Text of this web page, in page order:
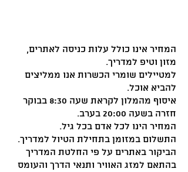
המחיר אינו כולל עלות כניסה לאתרים,
מזון וטיפ למדריך.
למטיילים שומרי הכשרות אנו ממליצים
להביא אוכל.
איסוף מהמלון לקראת שעה 8:30 בבוקר
חזרה בשעה 20:00 בערב.
המחיר הינו לכל אדם בכל גיל.
התשלום במזומן בתחילת הטיול למדריך.
הביקור באתרים על פי החלטת המדריך
בהתאם למזג האוויר ותנאי הדרך והעומס